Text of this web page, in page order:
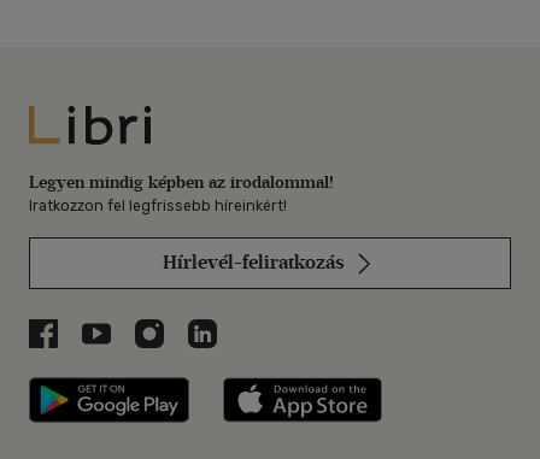
Libri
Legyen mindig képben az irodalommal!
Iratkozzon fel legfrissebb híreinkért!
Hírlevél-feliratkozás
Libri a Facebookon
Libri a Youtube-on
Libri az Instagramon
Libri a LinkedInen
Libri applikáció Szerezd meg: Google